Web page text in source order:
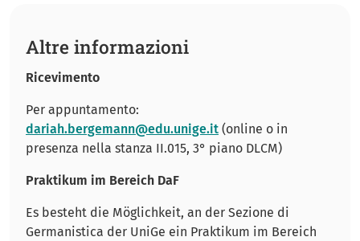
Altre informazioni
Ricevimento
Per appuntamento:
dariah.bergemann@edu.unige.it (online o in
presenza nella stanza II.015, 3° piano DLCM)
Praktikum im Bereich DaF
Es besteht die Möglichkeit, an der Sezione di
Germanistica der UniGe ein Praktikum im Bereich